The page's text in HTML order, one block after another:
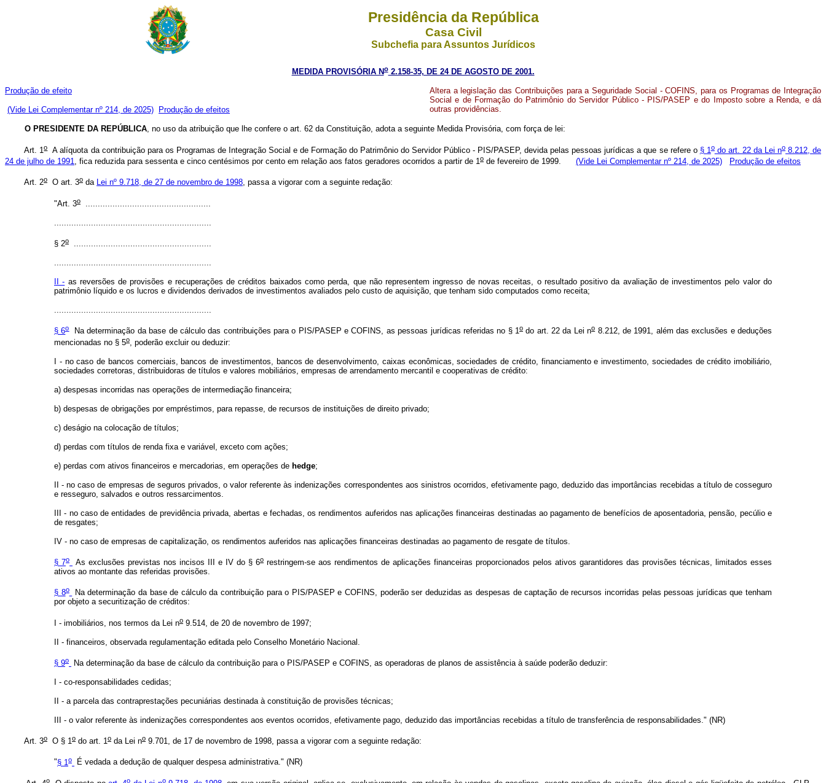
Presidência da República
Casa Civil
Subchefia para Assuntos Jurídicos
MEDIDA PROVISÓRIA No2.158-35, DE 24 DE AGOSTO DE 2001.
Produção de efeito
(Vide Lei Complementar nº 214, de 2025) Produção de efeitos
Altera a legislação das Contribuições para a Seguridade Social - COFINS, para os Programas de Integração
Social e de Formação do Patrimônio do Servidor Público - PIS/PASEP e do Imposto sobre a Renda, e dá
outras providências.
O PRESIDENTE DA REPÚBLICA, no uso da atribuição que lhe confere o art. 62 da Constituição, adota a seguinte Medida Provisória, com força de lei:
Art. 1oA alíquota da contribuição para os Programas de Integração Social e de Formação do Patrimônio do Servidor Público - PIS/PASEP, devida pelas pessoas jurídicas a que se refere o § 1odo art. 22 da Lei no8.212, de
24 de julho de 1991, fica reduzida para sessenta e cinco centésimos por cento em relação aos fatos geradores ocorridos a partir de 1o de fevereiro de 1999. (Vide Lei Complementar nº 214, de 2025) Produção de efeitos
Art. 2o O art. 3o da Lei nº 9.718, de 27 de novembro de 1998, passa a vigorar com a seguinte redação:
"Art. 3o
§ 2o ........................................................
................................................................
II - as reversões de provisões e recuperações de créditos baixados como perda, que não representem ingresso de novas receitas, o resultado positivo da avaliação de investimentos pelo valor do
patrimônio líquido e os lucros e dividendos derivados de investimentos avaliados pelo custo de aquisição, que tenham sido computados como receita;
................................................................
§ 6oNa determinação da base de cálculo das contribuições para o PIS/PASEP e COFINS, as pessoas jurídicas referidas no § 1odo art. 22 da Lei no8.212, de 1991, além das exclusões e deduções
mencionadas no § 5o , poderão excluir ou deduzir:
I - no caso de bancos comerciais, bancos de investimentos, bancos de desenvolvimento, caixas econômicas, sociedades de crédito, financiamento e investimento, sociedades de crédito imobiliário,
sociedades corretoras, distribuidoras de títulos e valores mobiliários, empresas de arrendamento mercantil e cooperativas de crédito:
a) despesas incorridas nas operações de intermediação financeira;
b) despesas de obrigações por empréstimos, para repasse, de recursos de instituições de direito privado;
c) deságio na colocação de títulos;
d) perdas com títulos de renda fixa e variável, exceto com ações;
e) perdas com ativos financeiros e mercadorias, em operações de hedge;
II - no caso de empresas de seguros privados, o valor referente às indenizações correspondentes aos sinistros ocorridos, efetivamente pago, deduzido das importâncias recebidas a título de cosseguro
e resseguro, salvados e outros ressarcimentos.
III - no caso de entidades de previdência privada, abertas e fechadas, os rendimentos auferidos nas aplicações financeiras destinadas ao pagamento de benefícios de aposentadoria, pensão, pecúlio e
de resgates;
IV - no caso de empresas de capitalização, os rendimentos auferidos nas aplicações financeiras destinadas ao pagamento de resgate de títulos.
§ 7o As exclusões previstas nos incisos III e IV do § 6o restringem-se aos rendimentos de aplicações financeiras proporcionados pelos ativos garantidores das provisões técnicas, limitados esses
ativos ao montante das referidas provisões.
§ 8o
Na determinação da base de cálculo da contribuição para o PIS/PASEP e COFINS, poderão ser deduzidas as despesas de captação de recursos incorridas pelas pessoas jurídicas que tenham
por objeto a securitização de créditos:
I - imobiliários, nos termos da Lei no 9.514, de 20 de novembro de 1997;
II - financeiros, observada regulamentação editada pelo Conselho Monetário Nacional.
§ 9o Na determinação da base de cálculo da contribuição para o PIS/PASEP e COFINS, as operadoras de planos de assistência à saúde poderão deduzir:
I - co-responsabilidades cedidas;
II - a parcela das contraprestações pecuniárias destinada à constituição de provisões técnicas;
III - o valor referente às indenizações correspondentes aos eventos ocorridos, efetivamente pago, deduzido das importâncias recebidas a título de transferência de responsabilidades." (NR)
Art. 3o O § 1o do art. 1o da Lei no 9.701, de 17 de novembro de 1998, passa a vigorar com a seguinte redação:
"§ 1o É vedada a dedução de qualquer despesa administrativa." (NR)
o o o